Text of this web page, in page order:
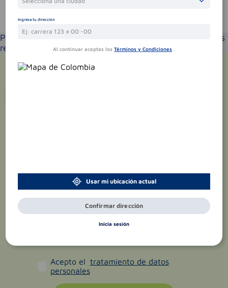
Te puede interesar
Por favor selecciona tu ubicación y verás los productos
recomendados según la cobertura de entrega
Acepto el tratamiento de datos
personales
Ingresa tu dirección
Al continuar aceptas los Términos y Condiciones .
Usar mi ubicación actual
Confirmar dirección
Inicia sesión